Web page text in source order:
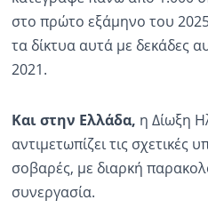
στο πρώτο εξάμηνο του
τα δίκτυα αυτά με δεκάδες
2021.
Και στην Ελλάδα, η Δίωξη
αντιμετωπίζει τις σχετικές
σοβαρές, με διαρκή
συνεργασία.